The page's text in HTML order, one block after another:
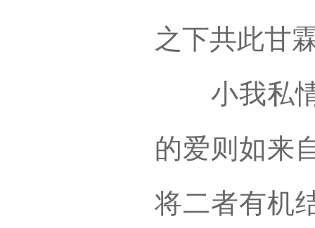
之下共此甘
小我私情
的爱则如来
将二者有机